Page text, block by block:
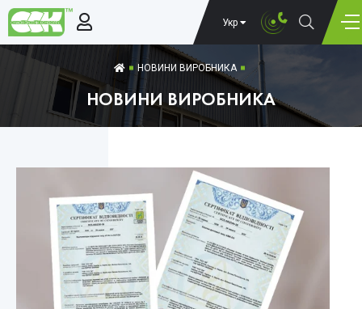
Укр
НОВИНИ ВИРОБНИКА
НОВИНИ ВИРОБНИКА